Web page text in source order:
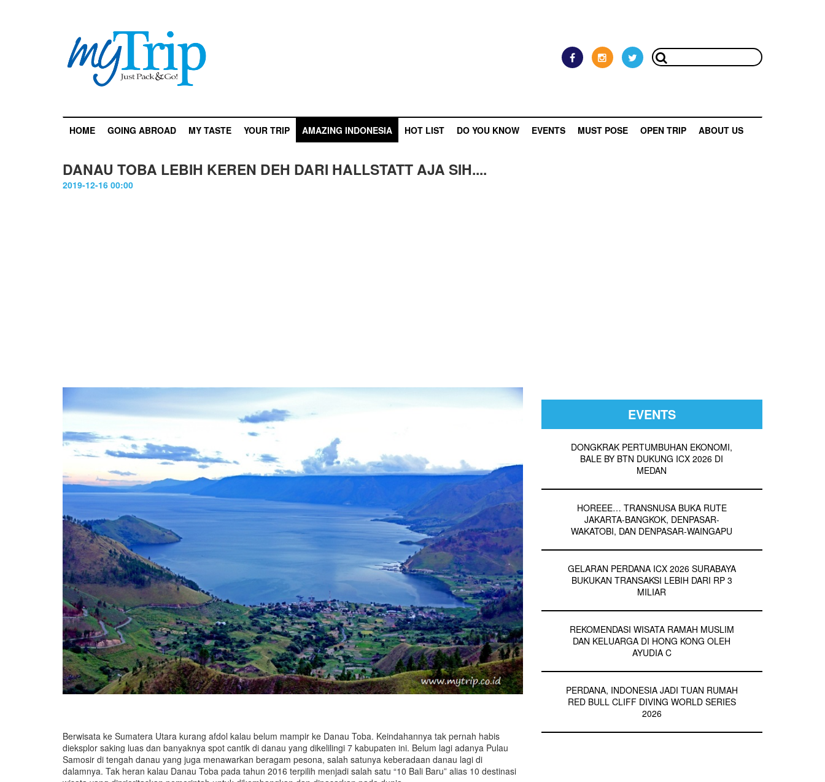
HOME GOING ABROAD MY TASTE YOUR TRIP AMAZING INDONESIA HOT LIST DO YOU KNOW EVENTS MUST POSE OPEN TRIP ABOUT US
DANAU TOBA LEBIH KEREN DEH DARI HALLSTATT AJA SIH....
2019-12-16 00:00
Berwisata ke Sumatera Utara kurang afdol kalau belum mampir ke Danau Toba. Keindahannya tak pernah habis
dieksplor saking luas dan banyaknya spot cantik di danau yang dikelilingi 7 kabupaten ini. Belum lagi adanya Pulau
Samosir di tengah danau yang juga menawarkan beragam pesona, salah satunya keberadaan danau lagi di
dalamnya. Tak heran kalau Danau Toba pada tahun 2016 terpilih menjadi salah satu “10 Bali Baru” alias 10 destinasi
EVENTS
DONGKRAK PERTUMBUHAN EKONOMI,
BALE BY BTN DUKUNG ICX 2026 DI
MEDAN
HOREEE… TRANSNUSA BUKA RUTE
JAKARTA-BANGKOK, DENPASAR-
WAKATOBI, DAN DENPASAR-WAINGAPU
GELARAN PERDANA ICX 2026 SURABAYA
BUKUKAN TRANSAKSI LEBIH DARI RP 3
MILIAR
REKOMENDASI WISATA RAMAH MUSLIM
DAN KELUARGA DI HONG KONG OLEH
AYUDIA C
PERDANA, INDONESIA JADI TUAN RUMAH
RED BULL CLIFF DIVING WORLD SERIES
2026